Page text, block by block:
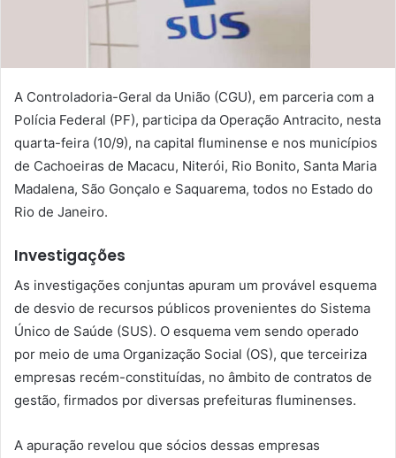
u
-
m
a
A Controladoria-Geral da União (CGU), em parceria com a
Polícia Federal (PF), participa da Operação Antracito, nesta
quarta-feira (10/9), na capital fluminense e nos municípios
de Cachoeiras de Macacu, Niterói, Rio Bonito, Santa Maria
Madalena, São Gonçalo e Saquarema, todos no Estado do
Rio de Janeiro.
Investigações
As investigações conjuntas apuram um provável esquema
de desvio de recursos públicos provenientes do Sistema
Único de Saúde (SUS). O esquema vem sendo operado
por meio de uma Organização Social (OS), que terceiriza
empresas recém-constituídas, no âmbito de contratos de
gestão, firmados por diversas prefeituras fluminenses.
A apuração revelou que sócios dessas empresas